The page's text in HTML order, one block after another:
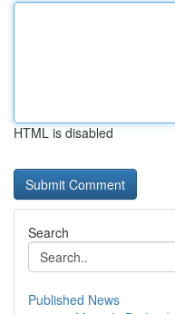
HTML is disabled
Search
Published News